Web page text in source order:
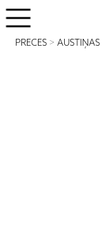
PRECES >AUSTIŅAS